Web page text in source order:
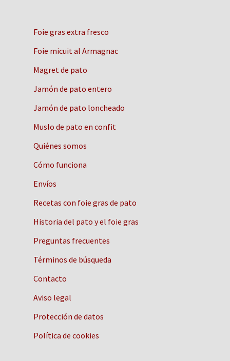
Foie gras extra fresco
Foie micuit al Armagnac
Magret de pato
Jamón de pato entero
Jamón de pato loncheado
Muslo de pato en confit
Quiénes somos
Cómo funciona
Envíos
Recetas con foie gras de pato
Historia del pato y el foie gras
Preguntas frecuentes
Términos de búsqueda
Contacto
Aviso legal
Protección de datos
Política de cookies